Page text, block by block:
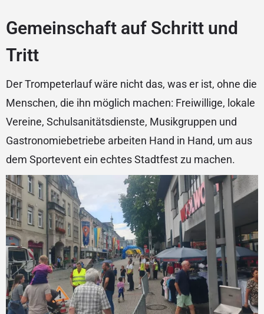
Gemeinschaft auf Schritt und
Tritt
Der Trompeterlauf wäre nicht das, was er ist, ohne die
Menschen, die ihn möglich machen: Freiwillige, lokale
Vereine, Schulsanitätsdienste, Musikgruppen und
Gastronomiebetriebe arbeiten Hand in Hand, um aus
dem Sportevent ein echtes Stadtfest zu machen.